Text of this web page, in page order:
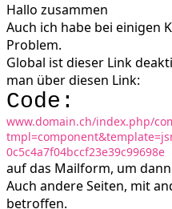
Hallo zusammen
Auch ich habe bei einigen
Problem.
Global ist dieser Link
man über diesen Link:
Code:
www.domain.ch/index.php/
0c5c4a7f04bccf23e39c99698e
auf das Mailform, um
Auch andere Seiten, mit
betroffen.